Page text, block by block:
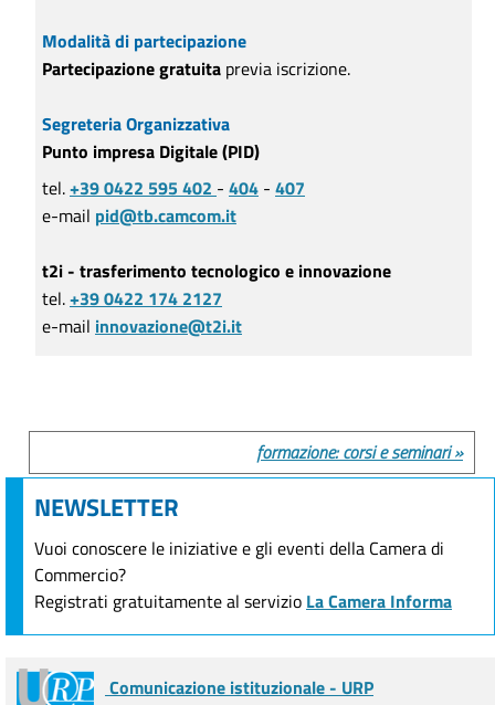
Modalità di partecipazione
Partecipazione gratuita previa iscrizione.
Segreteria Organizzativa
Punto impresa Digitale (PID)
tel.+39 0422 595 402 - 404 - 407
e-mail pid@tb.camcom.it
t2i - trasferimento tecnologico e innovazione
tel.+39 0422 174 2127
e-mail innovazione@t2i.it
formazione: corsi e seminari »
NEWSLETTER
Vuoi conoscere le iniziative e gli eventi della Camera di
Commercio?
Registrati gratuitamente al servizio La Camera Informa
Comunicazione istituzionale - URP